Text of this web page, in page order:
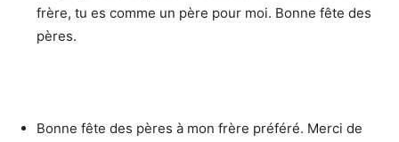
frère, tu es comme un père pour moi. Bonne fête des
pères.
Bonne fête des pères à mon frère préféré. Merci de